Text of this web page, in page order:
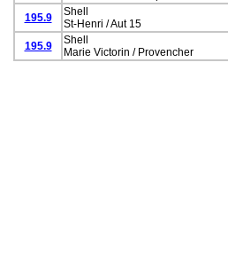
195.9
Shell
St-Henri / Aut 15
195.9
Shell
Marie Victorin / Provencher